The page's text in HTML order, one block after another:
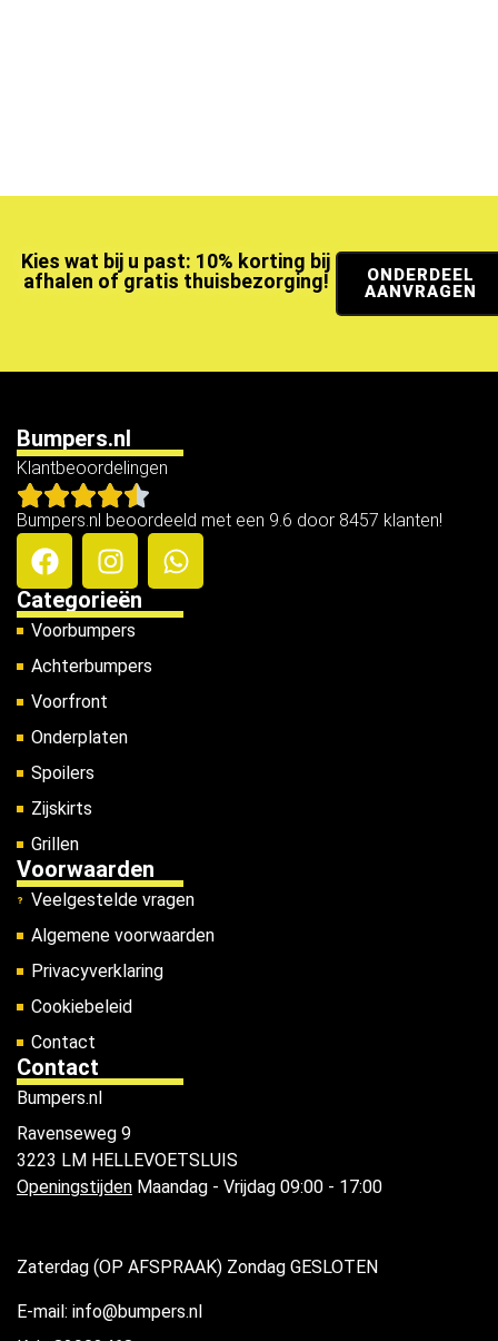
Kies wat bij u past: 10% korting bij
afhalen of gratis thuisbezorging!
ONDERDEEL
AANVRAGEN
Bumpers.nl
Klantbeoordelingen
Bumpers.nl beoordeeld met een 9.6 door 8457 klanten!
Categorieën
Voorbumpers
Achterbumpers
Voorfront
Onderplaten
Spoilers
Zijskirts
Grillen
Voorwaarden
Veelgestelde vragen
Algemene voorwaarden
Privacyverklaring
Cookiebeleid
Contact
Contact
Bumpers.nl
Ravenseweg 9
3223 LM HELLEVOETSLUIS
Openingstijden Maandag - Vrijdag 09:00 - 17:00
Zaterdag (OP AFSPRAAK) Zondag GESLOTEN
E-mail: info@bumpers.nl